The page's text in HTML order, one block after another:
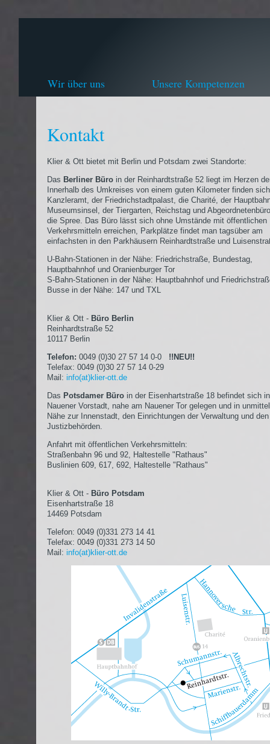
Wir über uns Unsere Kompetenzen
Kontakt
Klier & Ott bietet mit Berlin und Potsdam zwei Standorte:
Das Berliner Büro in der Reinhardtstraße 52 liegt im Herzen
Innerhalb des Umkreises von einem guten Kilometer finden
Kanzleramt, der Friedrichstadtpalast, die Charité, der
Museumsinsel, der Tiergarten, Reichstag und
die Spree. Das Büro lässt sich ohne Umstände mit öffentlichen
Verkehrsmitteln erreichen, Parkplätze findet man tagsüber am
einfachsten in den Parkhäusern Reinhardtstraße und
U-Bahn-Stationen in der Nähe: Friedrichstraße, Bundestag,
Hauptbahnhof und Oranienburger Tor
S-Bahn-Stationen in der Nähe: Hauptbahnhof und
Busse in der Nähe: 147 und TXL
Klier & Ott - Büro Berlin
Reinhardtstraße 52
10117 Berlin
Telefon: 0049 (0)30 27 57 14 0-0 !!NEU!!
Telefax: 0049 (0)30 27 57 14 0-29
Mail: info(at)klier-ott.de
Das Potsdamer Büro in der Eisenhartstraße 18 befindet sich
Nauener Vorstadt, nahe am Nauener Tor gelegen und in
Nähe zur Innenstadt, den Einrichtungen der Verwaltung und den
Justizbehörden.
Anfahrt mit öffentlichen Verkehrsmitteln:
Straßenbahn 96 und 92, Haltestelle "Rathaus"
Buslinien 609, 617, 692, Haltestelle "Rathaus"
Klier & Ott - Büro Potsdam
Eisenhartstraße 18
14469 Potsdam
Telefon: 0049 (0)331 273 14 41
Telefax: 0049 (0)331 273 14 50
Mail: info(at)klier-ott.de